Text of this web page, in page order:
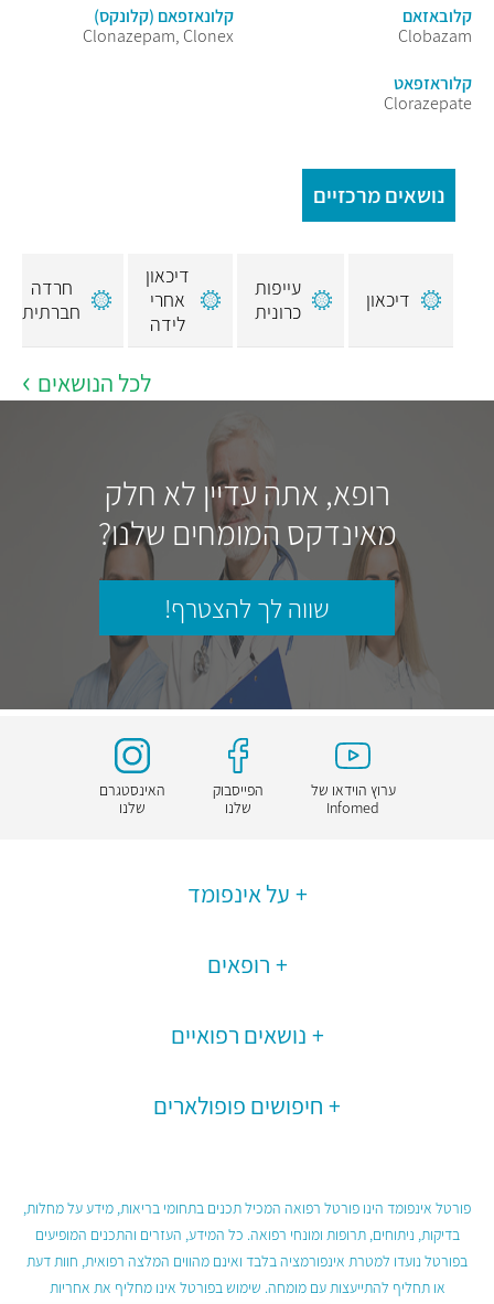
קלובאזאם
Clobazam
קלונאזפאם (קלונקס)
Clonazepam, Clonex
קלוראזפאט
Clorazepate
נושאים מרכזיים
דיכאון
עייפות
כרונית
דיכאון
אחרי
לידה
חרדה
חברתית
לכל הנושאים
רופא, אתה עדיין לא חלק
מאינדקס המומחים שלנו?
שווה לך להצטרף!
ערוץ הוידאו של
Infomed
הפייסבוק
שלנו
האינסטגרם
שלנו
על אינפומד
רופאים
נושאים רפואיים
חיפושים פופולארים
פורטל אינפומד הינו פורטל רפואה המכיל תכנים בתחומי בריאות, מידע על מחלות,
בדיקות, ניתוחים, תרופות ומונחי רפואה. כל המידע, העזרים והתכנים המופיעים
בפורטל נועדו למטרת אינפורמציה בלבד ואינם מהווים המלצה רפואית, חוות דעת
או תחליף להתייעצות עם מומחה. שימוש בפורטל אינו מחליף את אחריות